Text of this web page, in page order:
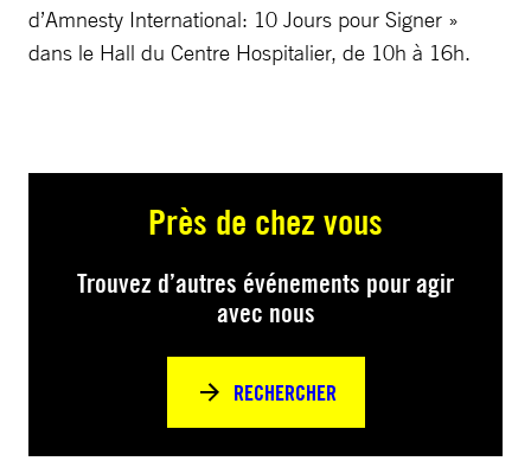
d’Amnesty International: 10 Jours pour Signer »
dans le Hall du Centre Hospitalier, de 10h à 16h.
Près de chez vous
Trouvez d’autres événements pour agir
avec nous
RECHERCHER